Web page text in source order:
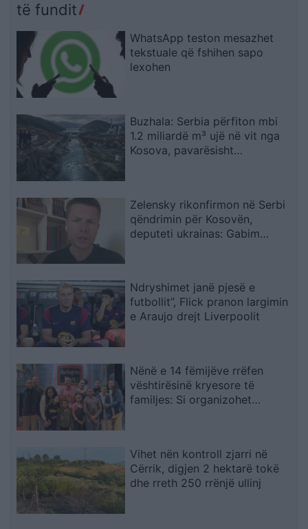
të fundit
WhatsApp teston mesazhet
tekstuale që fshihen sapo
lexohen
Buzhala: Serbia përfiton mbi
1.2 miliardë m³ ujë në vit nga
Kosova, pavarësisht
Zelensky rikonfirmon në Serbi
qëndrimin për Kosovën,
deputeti ukrainas: Gabim
Ndryshimet janë pjesë e
futbollit”, Flick pranon largimin
e Araujo drejt Liverpoolit
Nënë e 14 fëmijëve rrëfen
vështirësinë kryesore të
familjes: Si organizohet
Vihet nën kontroll zjarri në
Cërrik, digjen 2 hektarë tokë
dhe rreth 250 rrënjë ullinj